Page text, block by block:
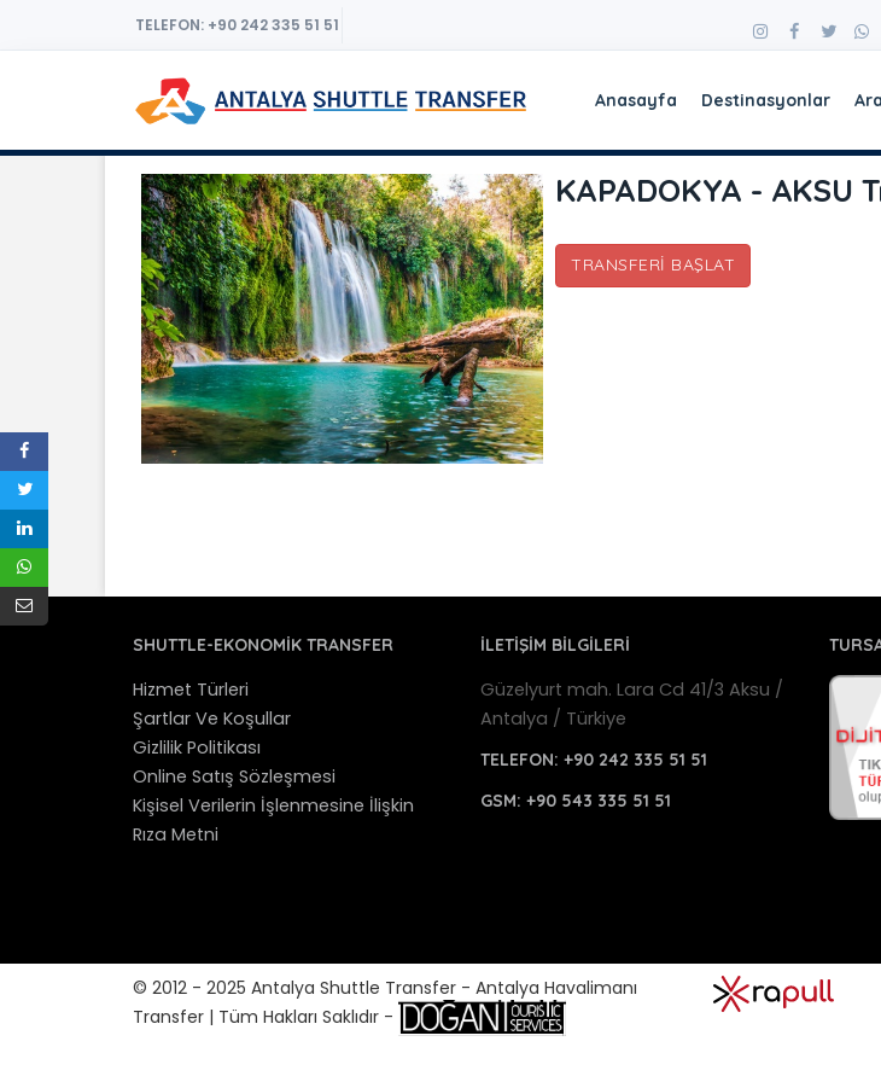
TELEFON: +90 242 335 51 51
Anasayfa Destinasyonlar
KAPADOKYA - AKSU
TRANSFERI BAŞLAT
SHUTTLE-EKONOMIK TRANSFER
Hizmet Türleri
Şartlar Ve Koşullar
Gizlilik Politikası
Online Satış Sözleşmesi
Kişisel Verilerin İşlenmesine İlişkin
Rıza Metni
İLETİŞİM BİLGİLERİ
Güzelyurt mah. Lara Cd 41/3 Aksu /
Antalya / Türkiye
TELEFON:+90 242 335 51 51
GSM:+90 543 335 51 51
© 2012 - 2025 Antalya Shuttle Transfer - Antalya Havalimanı
Transfer | Tüm Hakları Saklıdır -